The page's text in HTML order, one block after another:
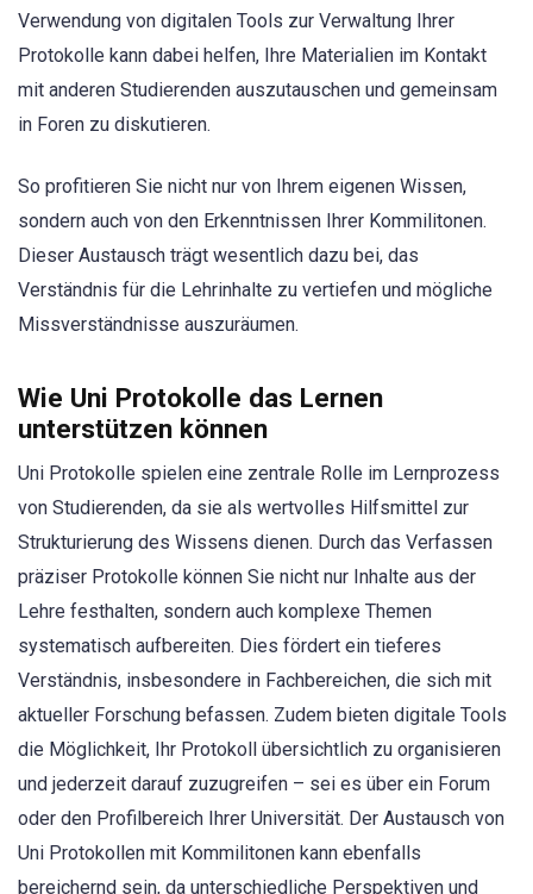
Verwendung von digitalen Tools zur Verwaltung Ihrer
Protokolle kann dabei helfen, Ihre Materialien im Kontakt
mit anderen Studierenden auszutauschen und gemeinsam
in Foren zu diskutieren.
So profitieren Sie nicht nur von Ihrem eigenen Wissen,
sondern auch von den Erkenntnissen Ihrer Kommilitonen.
Dieser Austausch trägt wesentlich dazu bei, das
Verständnis für die Lehrinhalte zu vertiefen und mögliche
Missverständnisse auszuräumen.
Wie Uni Protokolle das Lernen
unterstützen können
Uni Protokolle spielen eine zentrale Rolle im Lernprozess
von Studierenden, da sie als wertvolles Hilfsmittel zur
Strukturierung des Wissens dienen. Durch das Verfassen
präziser Protokolle können Sie nicht nur Inhalte aus der
Lehre festhalten, sondern auch komplexe Themen
systematisch aufbereiten. Dies fördert ein tieferes
Verständnis, insbesondere in Fachbereichen, die sich mit
aktueller Forschung befassen. Zudem bieten digitale Tools
die Möglichkeit, Ihr Protokoll übersichtlich zu organisieren
und jederzeit darauf zuzugreifen – sei es über ein Forum
oder den Profilbereich Ihrer Universität. Der Austausch von
Uni Protokollen mit Kommilitonen kann ebenfalls
bereichernd sein, da unterschiedliche Perspektiven und